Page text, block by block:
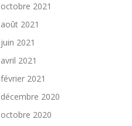
octobre 2021
août 2021
juin 2021
avril 2021
février 2021
décembre 2020
octobre 2020